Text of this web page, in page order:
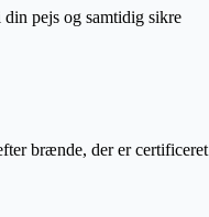
pejs og samtidig sikre
brænde, der er certificeret